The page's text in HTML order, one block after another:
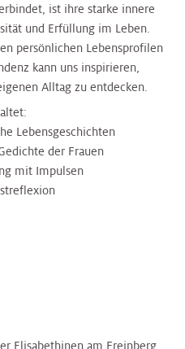
ist ihre starke innere
und Erfüllung im Leben.
persönlichen Lebensprofilen
kann uns inspirieren,
Alltag zu entdecken.
Lebensgeschichten
der Frauen
mit Impulsen
Elisabethinen am Freinberg